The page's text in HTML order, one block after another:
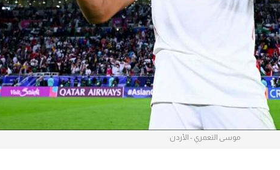
موسى التعمري - الأردن